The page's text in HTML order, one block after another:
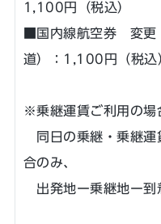
1,100円（税込）
■国内線航空券 変更
道）：1,100円（税込
※乗継運賃ご利用の場
同日の乗継・乗継運
合のみ、
出発地ー乗継地ー到